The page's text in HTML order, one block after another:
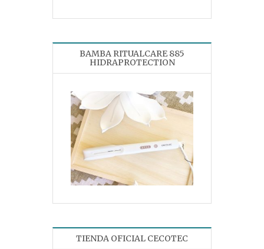
BAMBA RITUALCARE 885
HIDRAPROTECTION
TIENDA OFICIAL CECOTEC